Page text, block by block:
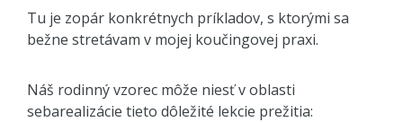
Tu je zopár konkrétnych príkladov, s ktorými sa
bežne stretávam v mojej koučingovej praxi.
Náš rodinný vzorec môže niesť v oblasti
sebarealizácie tieto dôležité lekcie prežitia: